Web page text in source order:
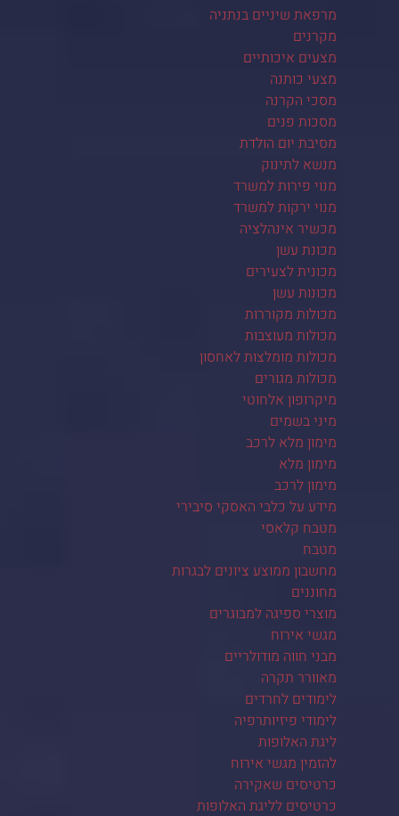
מרפאת שיניים בנתניה
מקרנים
מצעים איכותיים
מצעי כותנה
מסכי הקרנה
מסכות פנים
מסיבת יום הולדת
מנשא לתינוק
מנוי פירות למשרד
מנוי ירקות למשרד
מכשיר אינהלציה
מכונת עשן
מכונית לצעירים
מכונות עשן
מכולות מקוררות
מכולות מעוצבות
מכולות מומלצות לאחסון
מכולות מגורים
מיקרופון אלחוטי
מיני בשמים
מימון מלא לרכב
מימון מלא
מימון לרכב
מידע על כלבי האסקי סיבירי
מטבח קלאסי
מטבח
מחשבון ממוצע ציונים לבגרות
מחוננים
מוצרי ספיגה למבוגרים
מגשי אירוח
מבני חווה מודולריים
מאוורר תקרה
לימודים לחרדים
לימודי פיזיותרפיה
ליגת האלופות
להזמין מגשי אירוח
כרטיסים שאקירה
כרטיסים לליגת האלופות